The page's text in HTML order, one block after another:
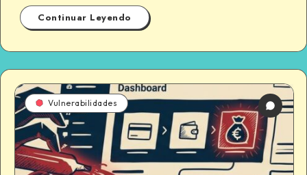
Continuar Leyendo
Vulnerabilidades